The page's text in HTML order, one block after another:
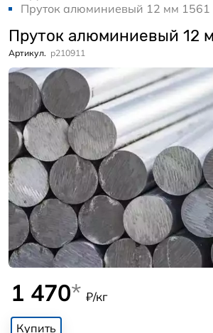
Пруток алюминиевый 12 мм 1561
Пруток алюминиевый 12
Артикул. p210911
1 470* ₽/кг
Купить